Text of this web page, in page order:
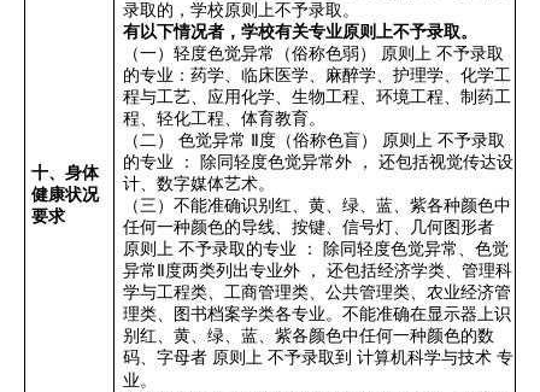
十、身体
健康状况
要求
录取的，学校原则上不予录取。
有以下情况者，学校有关专业原则上不予录取。
（一）轻度色觉异常（俗称色弱）
原则上 不予录取
的专业：药学、临床医学、麻醉学、护理学、化学工
程与工艺、应用化学、生物工程、环境工程、制药工
程、轻化工程、体育教育。
（二）
色觉异常 度（俗称色盲） 原则上 不予录取
的专业
： 除同轻度色觉异常外 ，
还包括视觉传达设
计、数字媒体艺术。
（三）不能准确识别红、黄、绿、蓝、紫各种颜色中
任何一种颜色的导线、按键、信号灯、几何图形者
原则上 不予录取的专业 ：
除同轻度色觉异常、色觉
异常
度两类列出专业外 ，
还包括经济学类、管理科
学与工程类、工商管理类、公共管理类、农业经济管
理类、图书档案学类各专业。不能准确在显示器上识
别红、黄、绿、蓝、紫各颜色中任何一种颜色的数
码、字母者 原则上 不予录取到 计算机科学与技术 专
业。